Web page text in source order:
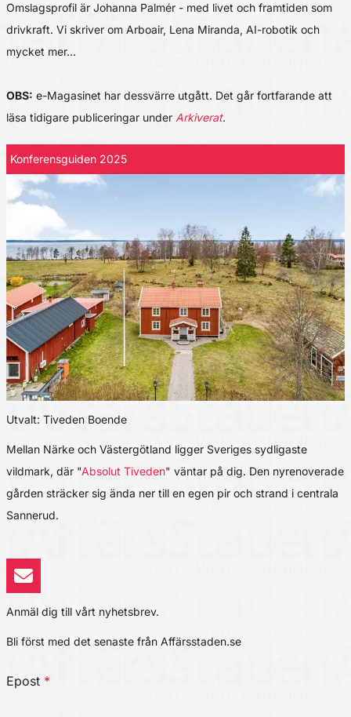
Omslagsprofil är Johanna Palmér - med livet och framtiden som
drivkraft. Vi skriver om Arboair, Lena Miranda, AI-robotik och
mycket mer…
OBS: e-Magasinet har dessvärre utgått. Det går fortfarande att
läsa tidigare publiceringar under Arkiverat.
Konferensguiden 2025
Utvalt: Tiveden Boende
Mellan Närke och Västergötland ligger Sveriges sydligaste
vildmark, där "Absolut Tiveden" väntar på dig. Den nyrenoverade
gården sträcker sig ända ner till en egen pir och strand i centrala
Sannerud.
Anmäl dig till vårt nyhetsbrev.
Bli först med det senaste från Affärsstaden.se
Epost *